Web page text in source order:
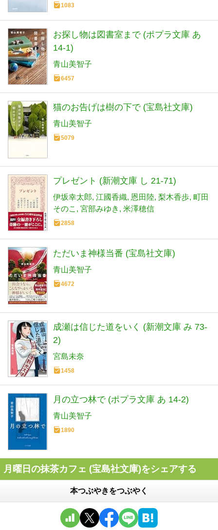
1083
お探し物は図書室まで (ポプラ文庫 あ
14-1)
青山美智子
6457
猫のお告げは樹の下で (宝島社文庫)
青山美智子
5079
プレゼント (新潮文庫 し 21-71)
伊坂幸太郎 江國香織 恩田陸 梨木香歩 町田
そのこ
宮部みゆき 米澤穂信
2858
ただいま神様当番 (宝島社文庫)
青山美智子
4672
成瀬は信じた道をいく (新潮文庫 み 73-
2)
宮島未奈
1458
月の立つ林で (ポプラ文庫 あ 14-2)
青山美智子
1890
月曜日の抹茶カフェ (宝島社文庫)をシェアする
本つぶやきをつぶやく